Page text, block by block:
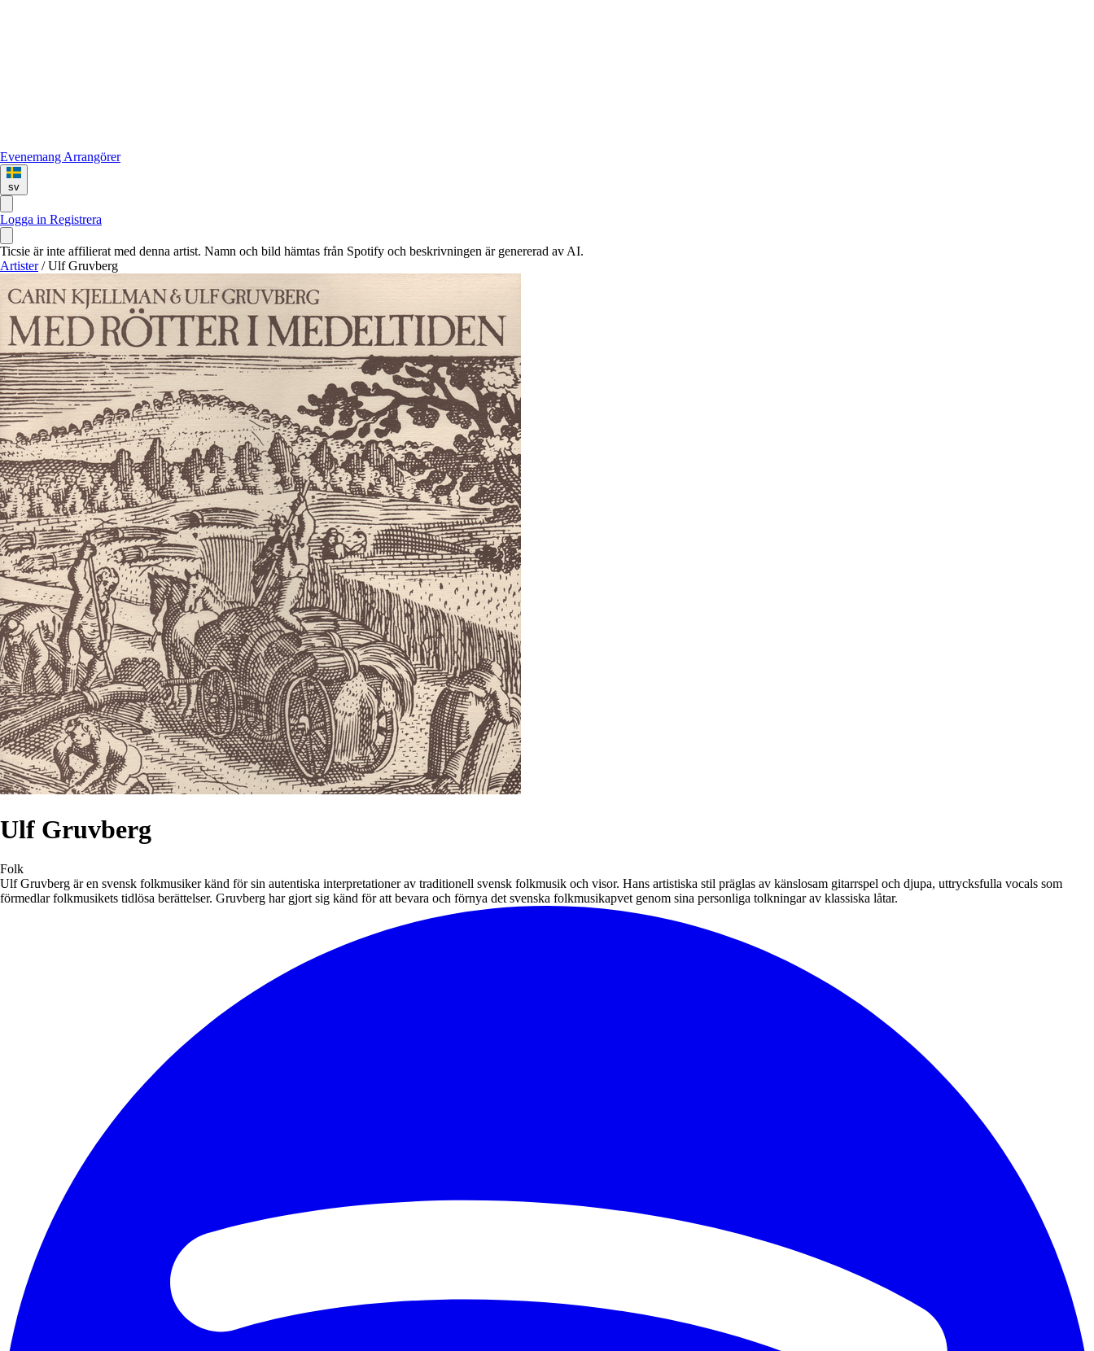
Evenemang Arrangörer
sv
Logga in Registrera
Ticsie är inte affilierat med denna artist. Namn och bild hämtas från Spotify och beskrivningen är genererad av AI.
Artister / Ulf Gruvberg
Ulf Gruvberg
Folk
Ulf Gruvberg är en svensk folkmusiker känd för sin autentiska interpretationer av traditionell svensk folkmusik och visor. Hans artistiska stil präglas av känslosam gitarrspel och djupa, uttrycksfulla vocals som
förmedlar folkmusikets tidlösa berättelser. Gruvberg har gjort sig känd för att bevara och förnya det svenska folkmusikарvet genom sina personliga tolkningar av klassiska låtar.